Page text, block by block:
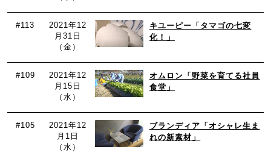
#113
2021年12
月31日
（金）
キユーピー「タマゴの七変
化！」
#109
2021年12
月15日
（水）
オムロン「野菜を育てる社員
食堂」
#105
2021年12
月1日
（水）
ブランディア「オシャレ生ま
れの新素材」